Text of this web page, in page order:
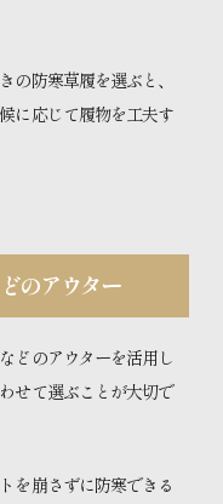
の防寒草履を選ぶと、
に応じて履物を工夫す
のアウター
どのアウターを活用し
せて選ぶことが大切で
を崩さずに防寒できる